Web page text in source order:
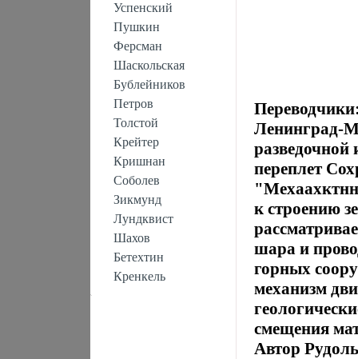
Успенский
Пушкин
Ферсман
Шаскольская
Бублейников
Петров
Толстой
Крейтер
Кришнан
Соболев
Зикмунд
Лундквист
Шахов
Бетехтин
Кренкель
Ленинград-
разведочной
переплет
к строению
шара и
горных
механизм
смещения
Автор